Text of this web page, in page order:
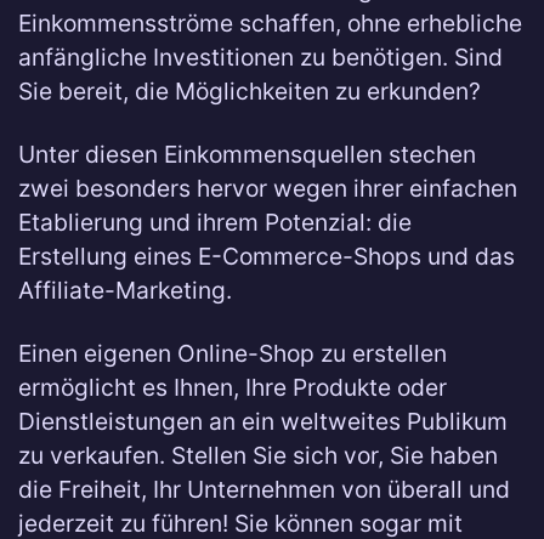
Einkommensströme schaffen, ohne erhebliche
anfängliche Investitionen zu benötigen. Sind
Sie bereit, die Möglichkeiten zu erkunden?
Unter diesen Einkommensquellen stechen
zwei besonders hervor wegen ihrer einfachen
Etablierung und ihrem Potenzial: die
Erstellung eines E-Commerce-Shops und das
Affiliate-Marketing.
Einen eigenen Online-Shop zu erstellen
ermöglicht es Ihnen, Ihre Produkte oder
Dienstleistungen an ein weltweites Publikum
zu verkaufen. Stellen Sie sich vor, Sie haben
die Freiheit, Ihr Unternehmen von überall und
jederzeit zu führen! Sie können sogar mit